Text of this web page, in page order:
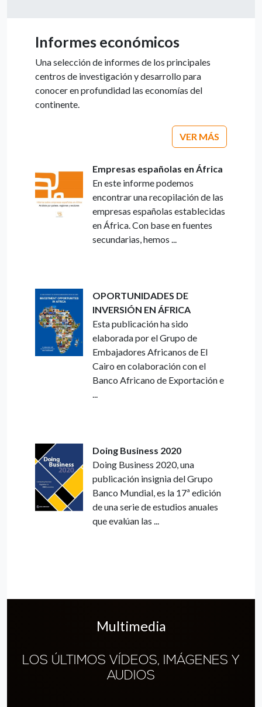
Informes económicos
Una selección de informes de los principales
centros de investigación y desarrollo para
conocer en profundidad las economías del
continente.
VER MÁS
Empresas españolas en África
En este informe podemos
encontrar una recopilación de las
empresas españolas establecidas
en África. Con base en fuentes
secundarias, hemos ...
OPORTUNIDADES DE
INVERSIÓN EN ÁFRICA
Esta publicación ha sido
elaborada por el Grupo de
Embajadores Africanos de El
Cairo en colaboración con el
Banco Africano de Exportación e
...
Doing Business 2020
Doing Business 2020, una
publicación insignia del Grupo
Banco Mundial, es la 17ª edición
de una serie de estudios anuales
que evalúan las ...
Multimedia
LOS ÚLTIMOS VÍDEOS, IMÁGENES Y
AUDIOS